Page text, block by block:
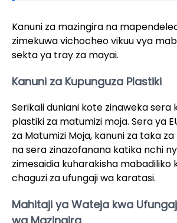
Kanuni za mazingira na
zimekuwa vichocheo vikuu vya
sekta ya tray za mayai.
Kanuni za Kupunguza Plastiki
Serikali duniani kote zinaweka sera
plastiki za matumizi moja. Sera ya
za Matumizi Moja, kanuni za taka
na sera zinazofanana katika nchi
zimesaidia kuharakisha mabadiliko
chaguzi za ufungaji wa karatasi.
Mahitaji ya Wateja kwa